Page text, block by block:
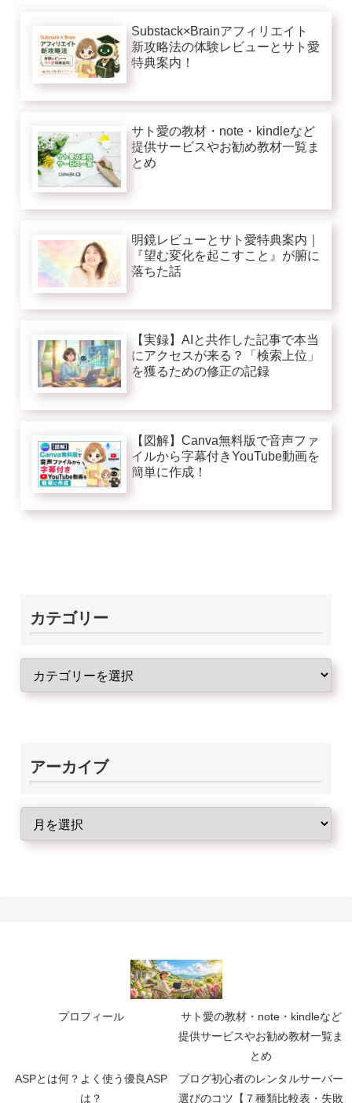
Substack×Brainアフィリエイト
新攻略法の体験レビューとサト愛
特典案内！
サト愛の教材・note・kindleなど
提供サービスやお勧め教材一覧ま
とめ
明鏡レビューとサト愛特典案内｜
『望む変化を起こすこと』が腑に
落ちた話
【実録】AIと共作した記事で本当
にアクセスが来る？「検索上位」
を獲るための修正の記録
【図解】Canva無料版で音声ファ
イルから字幕付きYouTube動画を
簡単に作成！
カテゴリー
アーカイブ
プロフィール
サト愛の教材・note・kindleなど
提供サービスやお勧め教材一覧ま
とめ
ASPとは何？よく使う優良ASP
は？
ブログ初心者のレンタルサーバー
選びのコツ【７種類比較表・失敗